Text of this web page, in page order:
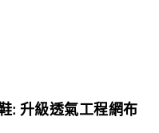
: 升級透氣工程網布